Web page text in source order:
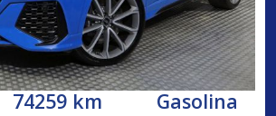
74259 km Gasolina